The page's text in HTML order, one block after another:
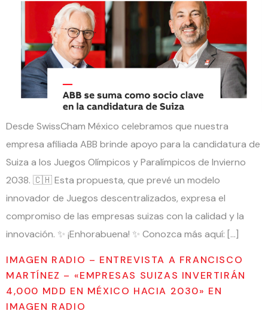
Desde SwissCham México celebramos que nuestra
empresa afiliada ABB brinde apoyo para la candidatura de
Suiza a los Juegos Olímpicos y Paralímpicos de Invierno
2038. 🇨🇭 Esta propuesta, que prevé un modelo
innovador de Juegos descentralizados, expresa el
compromiso de las empresas suizas con la calidad y la
innovación. ✨ ¡Enhorabuena! ✨ Conozca más aquí: […]
IMAGEN RADIO – ENTREVISTA A FRANCISCO
MARTÍNEZ – «EMPRESAS SUIZAS INVERTIRÁN
4,000 MDD EN MÉXICO HACIA 2030» EN
IMAGEN RADIO